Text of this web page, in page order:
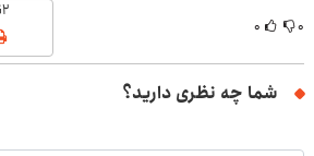
۰ ۰
شما چه نظری دارید؟